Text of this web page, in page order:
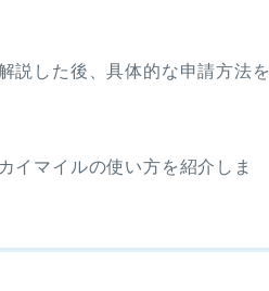
説した後、具体的な申請方法を
イマイルの使い方を紹介しま